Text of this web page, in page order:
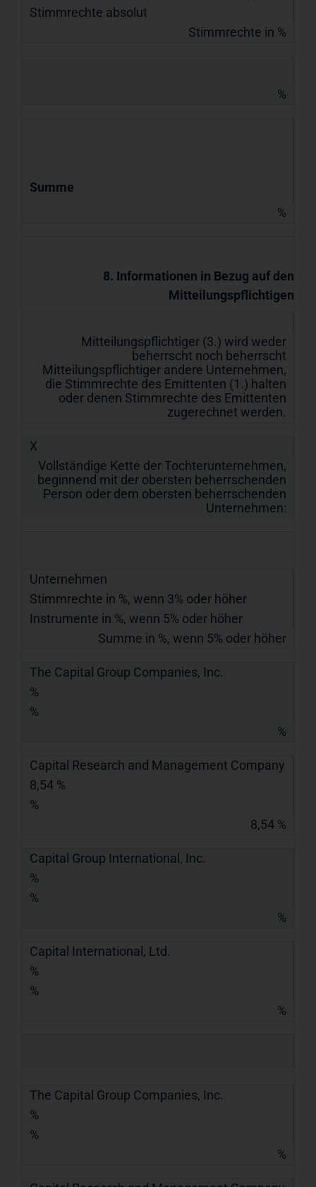
Stimmrechte absolut
Stimmrechte in %
%
Summe
%
8. Informationen in Bezug auf den
Mitteilungspflichtigen
Mitteilungspflichtiger (3.) wird weder
beherrscht noch beherrscht
Mitteilungspflichtiger andere Unternehmen,
die Stimmrechte des Emittenten (1.) halten
oder denen Stimmrechte des Emittenten
zugerechnet werden.
X
Vollständige Kette der Tochterunternehmen,
beginnend mit der obersten beherrschenden
Person oder dem obersten beherrschenden
Unternehmen:
Unternehmen
Stimmrechte in %, wenn 3% oder höher
Instrumente in %, wenn 5% oder höher
Summe in %, wenn 5% oder höher
The Capital Group Companies, Inc.
%
%
%
Capital Research and Management Company
8,54 %
%
8,54 %
Capital Group International, Inc.
%
%
%
Capital International, Ltd.
%
%
%
The Capital Group Companies, Inc.
%
%
%